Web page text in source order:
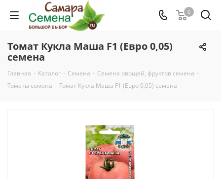
0
Томат Кукла Маша F1 (Евро 0,05)
семена
Главная - Каталог - Семена - Семена овощей, фруктов семена -
Томаты семена - Томат Кукла Маша F1 (Евро 0,05) семена